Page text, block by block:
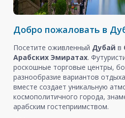
Добро пожаловать в
Посетите оживленный Дубай в
Арабских Эмиратах.
роскошные торговые центры,
разнообразие вариантов
вместе создает уникальную
космополитичного города,
арабским гостеприимством.